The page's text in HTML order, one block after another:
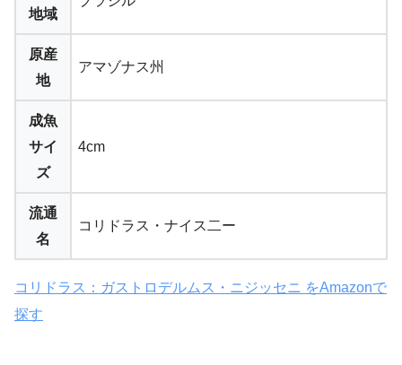
地域
原産
地
アマゾナス州
成魚
サイ
ズ
4cm
流通
名
コリドラス・ナイス二ー
コリドラス：ガストロデルムス・ニジッセニ をAmazonで
探す